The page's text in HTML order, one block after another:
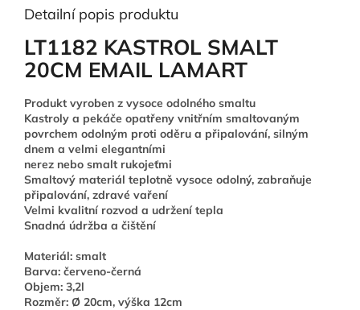
Detailní popis produktu
LT1182 KASTROL SMALT
20CM EMAIL LAMART
Produkt vyroben z vysoce odolného smaltu
Kastroly a pekáče opatřeny vnitřním smaltovaným
povrchem odolným proti oděru a připalování, silným
dnem a velmi elegantními
nerez nebo smalt rukojeťmi
Smaltový materiál teplotně vysoce odolný, zabraňuje
připalování, zdravé vaření
Velmi kvalitní rozvod a udržení tepla
Snadná údržba a čištění
Materiál: smalt
Barva: červeno-černá
Objem: 3,2l
Rozměr: Ø 20cm, výška 12cm